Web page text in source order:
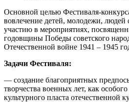
Основной целью Фестиваля-
вовлечение детей, молодежи, людей
участию в мероприятиях,
годовщины Победы советского
Отечественной войне 1941 – 1945
Задачи Фестиваля:
— создание благоприятных
творчества военных лет, как
культурного пласта отечественной